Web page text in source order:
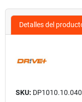
Detalles del
SKU: